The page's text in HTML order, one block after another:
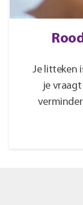
Je litteken
je